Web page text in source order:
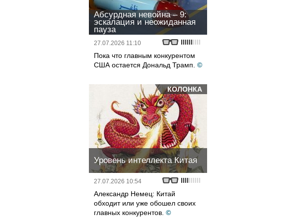
Абсурдная невойна – 9:
эскалация и неожиданная
пауза
27.07.2026 11:10
Пока что главным конкурентом
США остается Дональд Трамп. ©
КОЛОНКА
Уровень интеллекта Китая
27.07.2026 10:54
Александр Немец: Китай
обходит или уже обошел своих
главных конкурентов. ©